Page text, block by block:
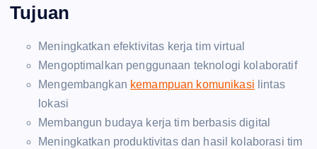
Tujuan
Meningkatkan efektivitas kerja tim virtual
Mengoptimalkan penggunaan teknologi kolaboratif
Mengembangkan kemampuan komunikasi lintas
lokasi
Membangun budaya kerja tim berbasis digital
Meningkatkan produktivitas dan hasil kolaborasi tim